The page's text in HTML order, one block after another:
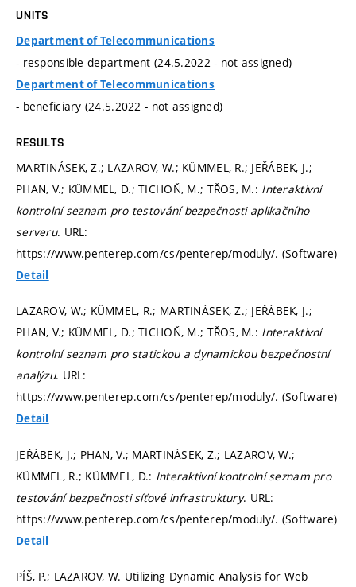
UNITS
Department of Telecommunications
- responsible department (24.5.2022 - not assigned)
Department of Telecommunications
- beneficiary (24.5.2022 - not assigned)
RESULTS
MARTINÁSEK, Z.; LAZAROV, W.; KÜMMEL, R.; JEŘÁBEK, J.;
PHAN, V.; KÜMMEL, D.; TICHOŇ, M.; TŘOS, M.: Interaktivní
kontrolní seznam pro testování bezpečnosti aplikačního
serveru. URL:
https://www.penterep.com/cs/penterep/moduly/. (Software)
Detail
LAZAROV, W.; KÜMMEL, R.; MARTINÁSEK, Z.; JEŘÁBEK, J.;
PHAN, V.; KÜMMEL, D.; TICHOŇ, M.; TŘOS, M.: Interaktivní
kontrolní seznam pro statickou a dynamickou bezpečnostní
analýzu. URL:
https://www.penterep.com/cs/penterep/moduly/. (Software)
Detail
JEŘÁBEK, J.; PHAN, V.; MARTINÁSEK, Z.; LAZAROV, W.;
KÜMMEL, R.; KÜMMEL, D.: Interaktivní kontrolní seznam pro
testování bezpečnosti síťové infrastruktury. URL:
https://www.penterep.com/cs/penterep/moduly/. (Software)
Detail
PÍŠ, P.; LAZAROV, W. Utilizing Dynamic Analysis for Web